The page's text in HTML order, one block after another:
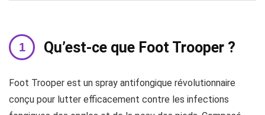
Qu’est-ce que Foot Trooper ?
Foot Trooper est un spray antifongique révolutionnaire
conçu pour lutter efficacement contre les infections